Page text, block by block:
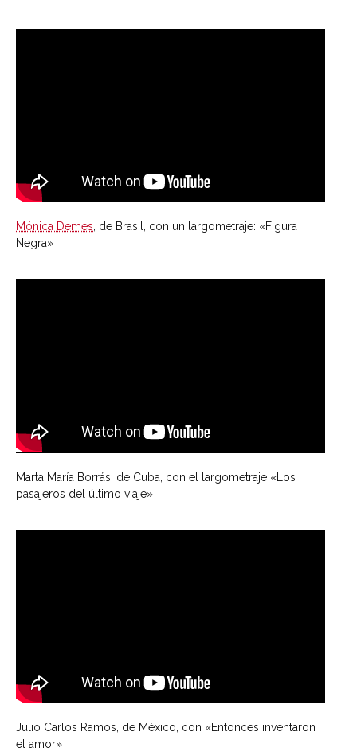
Mónica Demes , de Brasil, con un largometraje: «Figura
Negra»
Marta María Borrás, de Cuba, con el largometraje «Los
pasajeros del último viaje»
Julio Carlos Ramos, de México, con «Entonces inventaron
el amor»